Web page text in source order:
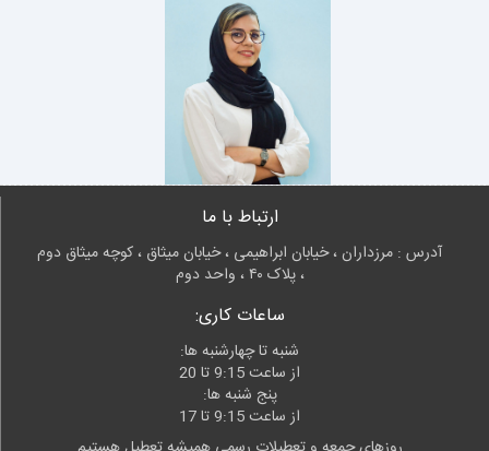
ارتباط با ما
آدرس : مرزداران ، خیابان ابراهیمی ، خیابان میثاق ، کوچه میثاق دوم
، پلاک ۴۰ ، واحد دوم
ساعات کاری:
شنبه تا چهارشنبه ها:
از ساعت 9:15 تا 20
پنج شنبه ها:
از ساعت 9:15 تا 17